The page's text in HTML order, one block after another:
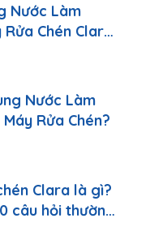
Nước Làm
Chén Clara
Nước Làm
Rửa Chén?
Clara là gì?
câu hỏi thường